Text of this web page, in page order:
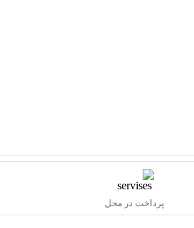
پرداخت در محل